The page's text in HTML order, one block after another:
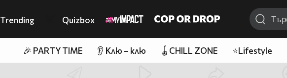
Trending Quizbox
🎉 PARTY TIME 👂 Клю – клю 🪀CHILL ZONE ⭐Lifestyle